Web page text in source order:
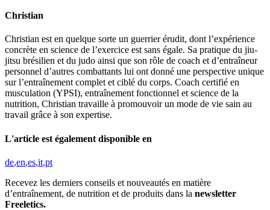
Christian
Christian est en quelque sorte un guerrier érudit, dont l’expérience
concrète en science de l’exercice est sans égale. Sa pratique du jiu-
jitsu brésilien et du judo ainsi que son rôle de coach et d’entraîneur
personnel d’autres combattants lui ont donné une perspective unique
sur l’entraînement complet et ciblé du corps. Coach certifié en
musculation (YPSI), entraînement fonctionnel et science de la
nutrition, Christian travaille à promouvoir un mode de vie sain au
travail grâce à son expertise.
L'article est également disponible en
de en es it pt
Recevez les derniers conseils et nouveautés en matière
d’entraînement, de nutrition et de produits dans la newsletter
Freeletics.